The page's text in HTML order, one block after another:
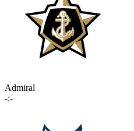
Admiral
-:-